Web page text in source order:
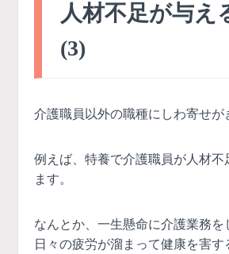
人材不足が与え
(3)
介護職員以外の職種にしわ寄せが
例えば、特養で介護職員が人材不
ます。
なんとか、一生懸命に介護業務を
日々の疲労が溜まって健康を害す